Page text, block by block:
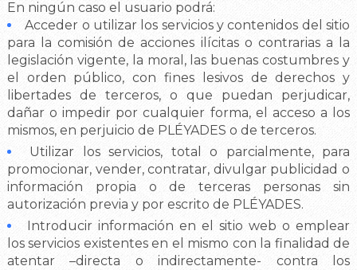
En ningún caso el usuario podrá:
Acceder o utilizar los servicios y contenidos del sitio
para la comisión de acciones ilícitas o contrarias a la
legislación vigente, la moral, las buenas costumbres y
el orden público, con fines lesivos de derechos y
libertades de terceros, o que puedan perjudicar,
dañar o impedir por cualquier forma, el acceso a los
mismos, en perjuicio de PLÉYADES o de terceros.
Utilizar los servicios, total o parcialmente, para
promocionar, vender, contratar, divulgar publicidad o
información propia o de terceras personas sin
autorización previa y por escrito de PLÉYADES.
Introducir información en el sitio web o emplear
los servicios existentes en el mismo con la finalidad de
atentar –directa o indirectamente- contra los